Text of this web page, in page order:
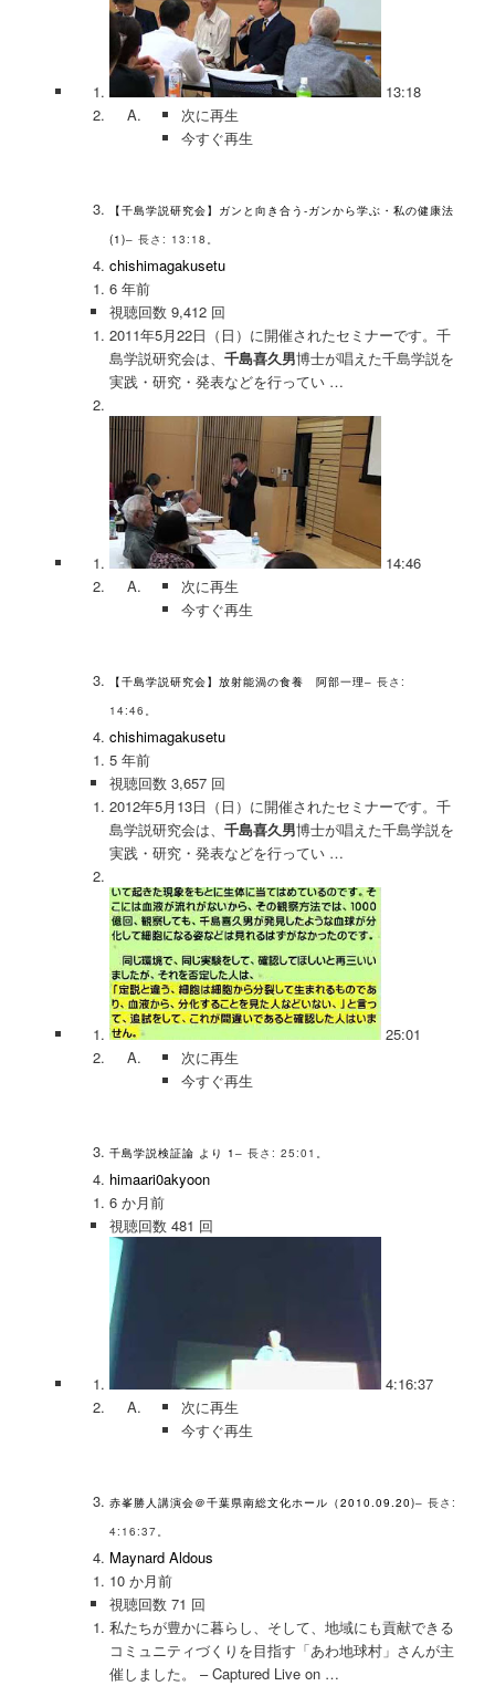
13:18
次に再生
今すぐ再生
【千島学説研究会】ガンと向き合う-ガンから学ぶ・私の健康法
(1)– 長さ: 13:18。
chishimagakusetu
6 年前
視聴回数 9,412 回
2011年5月22日（日）に開催されたセミナーです。千
島学説研究会は、千島喜久男博士が唱えた千島学説を
実践・研究・発表などを行ってい …
14:46
次に再生
今すぐ再生
【千島学説研究会】放射能渦の食養 阿部一理– 長さ:
14:46。
chishimagakusetu
5 年前
視聴回数 3,657 回
2012年5月13日（日）に開催されたセミナーです。千
島学説研究会は、千島喜久男博士が唱えた千島学説を
実践・研究・発表などを行ってい …
25:01
次に再生
今すぐ再生
千島学説検証論 より 1– 長さ: 25:01。
himaari0akyoon
6 か月前
視聴回数 481 回
4:16:37
次に再生
今すぐ再生
赤峯勝人講演会＠千葉県南総文化ホール（2010.09.20)– 長さ:
4:16:37。
Maynard Aldous
10 か月前
視聴回数 71 回
私たちが豊かに暮らし、そして、地域にも貢献できる
コミュニティづくりを目指す「あわ地球村」さんが主
催しました。 – Captured Live on …